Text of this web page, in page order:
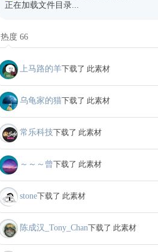
正在加载文件目录...
热度 66
上马路的羊下载了 此素材
乌龟家的猫下载了 此素材
常乐科技下载了 此素材
～～～曾下载了 此素材
stone下载了 此素材
陈成汉_Tony_Chan下载了 此素材